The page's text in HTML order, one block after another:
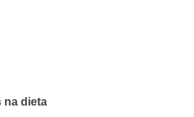
na dieta